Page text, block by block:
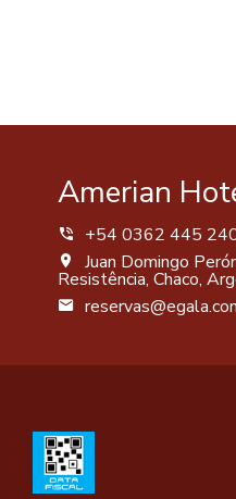
Amerian
+54 0362 445
Juan Domingo
Resistência, Chaco,